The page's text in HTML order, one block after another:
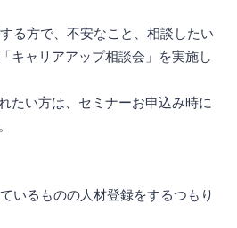
る方で、不安なこと、相談したい
キャリアアップ相談会」を実施し
たい方は、セミナーお申込み時に
いるものの人材登録をするつもり